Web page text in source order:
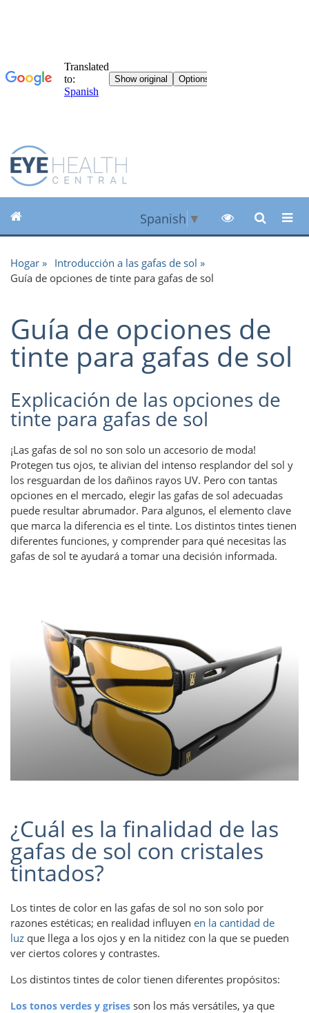
Spanish ▼
Hogar
Introducción a las gafas de sol
Guía de opciones de tinte para gafas de sol
Guía de opciones de
tinte para gafas de sol
Explicación de las opciones de
tinte para gafas de sol
¡Las gafas de sol no son solo un accesorio de moda!
Protegen tus ojos, te alivian del intenso resplandor del sol y
los resguardan de los dañinos rayos UV. Pero con tantas
opciones en el mercado, elegir las gafas de sol adecuadas
puede resultar abrumador. Para algunos, el elemento clave
que marca la diferencia es el tinte. Los distintos tintes tienen
diferentes funciones, y comprender para qué necesitas las
gafas de sol te ayudará a tomar una decisión informada.
¿Cuál es la finalidad de las
gafas de sol con cristales
tintados?
Los tintes de color en las gafas de sol no son solo por
razones estéticas; en realidad influyen en la cantidad de
luz que llega a los ojos y en la nitidez con la que se pueden
ver ciertos colores y contrastes.
Los distintos tintes de color tienen diferentes propósitos:
Los tonos verdes y grises son los más versátiles, ya que